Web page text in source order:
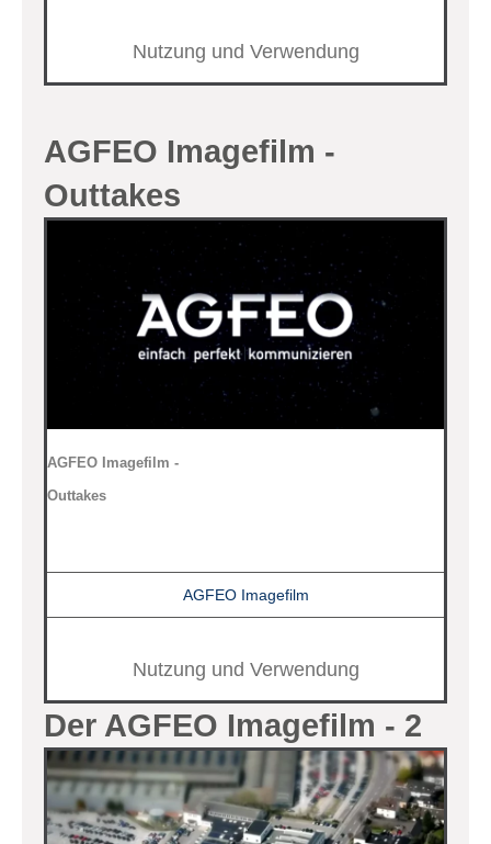
Nutzung und Verwendung
AGFEO Imagefilm -
Outtakes
AGFEO Imagefilm -
Outtakes
AGFEO Imagefilm
Nutzung und Verwendung
Der AGFEO Imagefilm - 2